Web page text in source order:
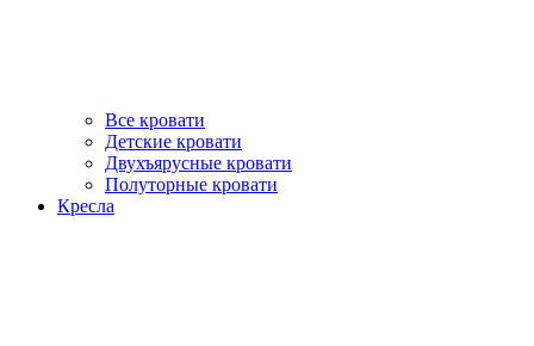
Все кровати
Детские кровати
Двухъярусные кровати
Полуторные кровати
Кресла